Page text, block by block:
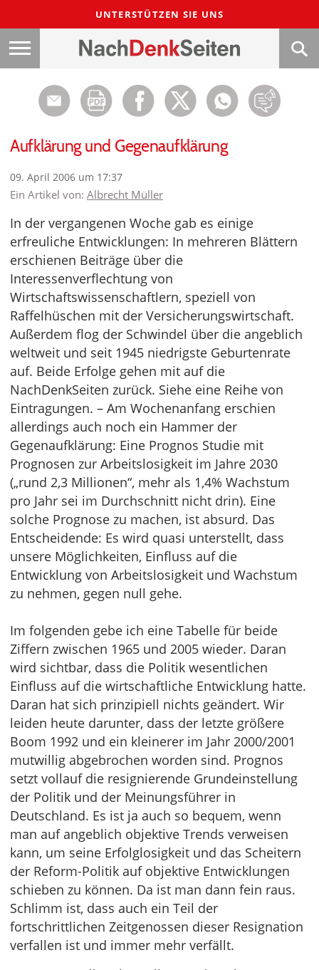
UNTERSTÜTZEN SIE UNS
Aufklärung und Gegenaufklärung
09. April 2006 um 17:37
Ein Artikel von: Albrecht Müller
In der vergangenen Woche gab es einige
erfreuliche Entwicklungen: In mehreren Blättern
erschienen Beiträge über die
Interessenverflechtung von
Wirtschaftswissenschaftlern, speziell von
Raffelhüschen mit der Versicherungswirtschaft.
Außerdem flog der Schwindel über die angeblich
weltweit und seit 1945 niedrigste Geburtenrate
auf. Beide Erfolge gehen mit auf die
NachDenkSeiten zurück. Siehe eine Reihe von
Eintragungen. – Am Wochenanfang erschien
allerdings auch noch ein Hammer der
Gegenaufklärung: Eine Prognos Studie mit
Prognosen zur Arbeitslosigkeit im Jahre 2030
(„rund 2,3 Millionen“, mehr als 1,4% Wachstum
pro Jahr sei im Durchschnitt nicht drin). Eine
solche Prognose zu machen, ist absurd. Das
Entscheidende: Es wird quasi unterstellt, dass
unsere Möglichkeiten, Einfluss auf die
Entwicklung von Arbeitslosigkeit und Wachstum
zu nehmen, gegen null gehe.
Im folgenden gebe ich eine Tabelle für beide
Ziffern zwischen 1965 und 2005 wieder. Daran
wird sichtbar, dass die Politik wesentlichen
Einfluss auf die wirtschaftliche Entwicklung hatte.
Daran hat sich prinzipiell nichts geändert. Wir
leiden heute darunter, dass der letzte größere
Boom 1992 und ein kleinerer im Jahr 2000/2001
mutwillig abgebrochen worden sind. Prognos
setzt vollauf die resignierende Grundeinstellung
der Politik und der Meinungsführer in
Deutschland. Es ist ja auch so bequem, wenn
man auf angeblich objektive Trends verweisen
kann, um seine Erfolglosigkeit und das Scheitern
der Reform-Politik auf objektive Entwicklungen
schieben zu können. Da ist man dann fein raus.
Schlimm ist, dass auch ein Teil der
fortschrittlichen Zeitgenossen dieser Resignation
verfallen ist und immer mehr verfällt.